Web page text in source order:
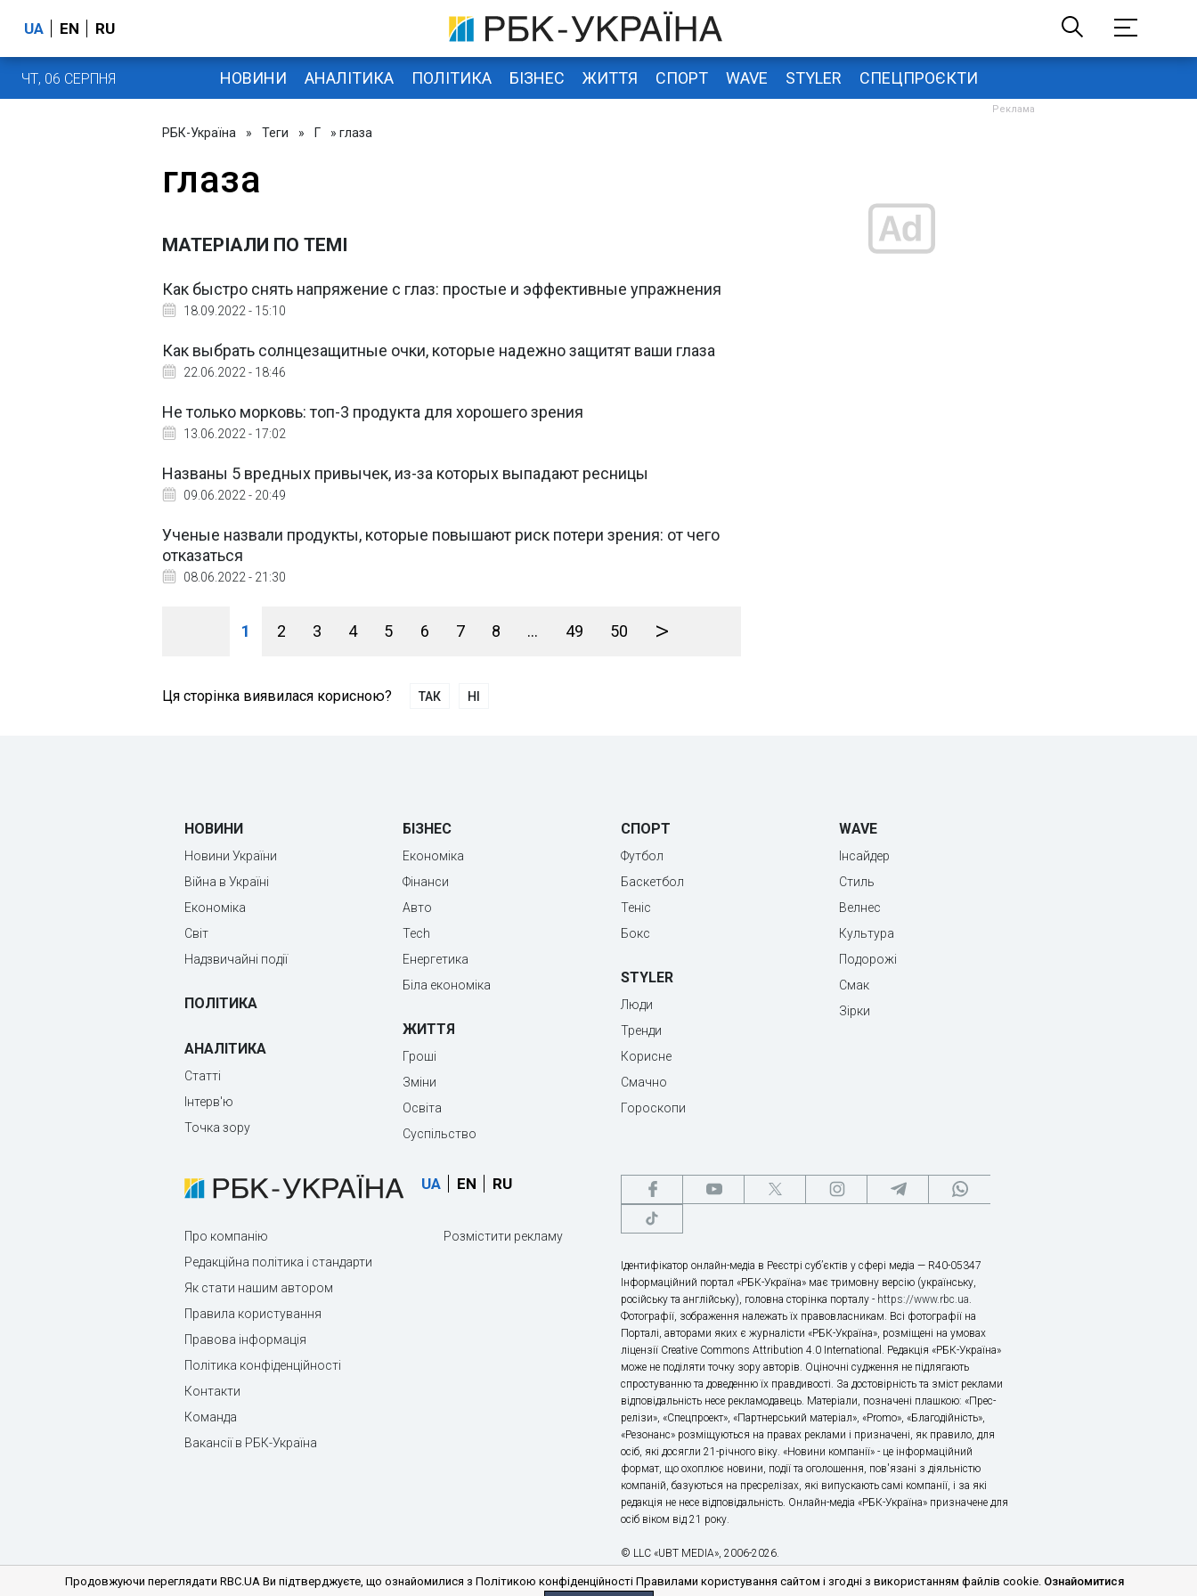
UA EN RU
ЧТ, 06 СЕРПНЯ НОВИНИ АНАЛІТИКА ПОЛІТИКА БІЗНЕС ЖИТТЯ СПОРТ WAVE STYLER СПЕЦПРОЄКТИ
РБК-Україна » Теги » Г » глаза
глаза
МАТЕРІАЛИ ПО ТЕМІ
Как быстро снять напряжение с глаз: простые и эффективные упражнения
18.09.2022 - 15:10
Как выбрать солнцезащитные очки, которые надежно защитят ваши глаза
22.06.2022 - 18:46
Не только морковь: топ-3 продукта для хорошего зрения
13.06.2022 - 17:02
Названы 5 вредных привычек, из-за которых выпадают ресницы
09.06.2022 - 20:49
Ученые назвали продукты, которые повышают риск потери зрения: от чего
отказаться
08.06.2022 - 21:30
1 2 3 4 5 6 7 8 ... 49 50 >
Ця сторінка виявилася корисною? ТАК НІ
НОВИНИ
Новини України
Війна в Україні
Економіка
Світ
Надзвичайні події
ПОЛІТИКА
АНАЛІТИКА
Статті
Інтерв'ю
Точка зору
БІЗНЕС
Економіка
Фінанси
Авто
Tech
Енергетика
Біла економіка
ЖИТТЯ
Гроші
Зміни
Освіта
Суспільство
СПОРТ
Футбол
Баскетбол
Теніс
Бокс
STYLER
Люди
Тренди
Корисне
Смачно
Гороскопи
WAVE
Інсайдер
Стиль
Велнес
Культура
Подорожі
Смак
Зірки
UA EN RU
Про компанію
Редакційна політика і стандарти
Як стати нашим автором
Правила користування
Правова інформація
Політика конфіденційності
Контакти
Команда
Вакансії в РБК-Україна
Розмістити рекламу
Ідентифікатор онлайн-медіа в Реєстрі суб’єктів у сфері медіа — R40-05347
Інформаційний портал «РБК-Україна» має тримовну версію (українську,
російську та англійську), головна сторінка порталу - https://www.rbc.ua.
Фотографії, зображення належать їх правовласникам. Всі фотографії на
Порталі, авторами яких є журналісти «РБК-Україна», розміщені на умовах
ліцензії Creative Commons Attribution 4.0 International. Редакція «РБК-Україна»
може не поділяти точку зору авторів. Оціночні судження не підлягають
спростуванню та доведенню їх правдивості. За достовірність та зміст реклами
відповідальність несе рекламодавець. Матеріали, позначені плашкою: «Прес-
релізи», «Спецпроект», «Партнерський матеріал», «Promo», «Благодійність»,
«Резонанс» розміщуються на правах реклами і призначені, як правило, для
осіб, які досягли 21-річного віку. «Новини компанії» - це інформаційний
формат, що охоплює новини, події та оголошення, пов'язані з діяльністю
компаній, базуються на пресрелізах, які випускають самі компанії, і за які
редакція не несе відповідальність. Онлайн-медіа «РБК-Україна» призначене для
осіб віком від 21 року.
© LLC «UBT MEDIA», 2006-2026.
Продовжуючи переглядати RBC.UA Ви підтверджуєте, що ознайомилися з Політикою конфіденційності Правилами користування сайтом і згодні з використанням файлів cookie. Ознайомитися